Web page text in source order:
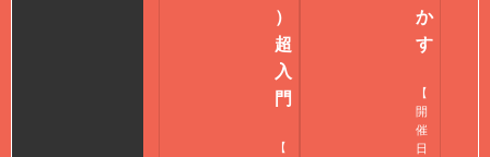
）
超
入
門
【
か
す
【
開
催
日